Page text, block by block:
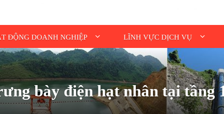
ĐỘNG DOANH NGHIỆP LĨNH VỰC DỊCH VỤ
bày điện hạt nhân tại tầng